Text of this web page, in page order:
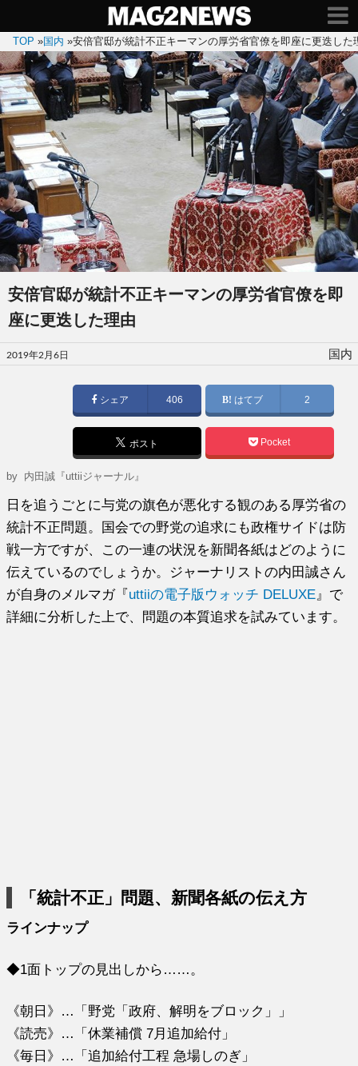
TOP »国内 »安倍官邸が統計不正キーマンの厚労省官僚を即座に更迭した
安倍官邸が統計不正キーマンの厚労省官僚を即
座に更迭した理由
投
稿
2019年2月6日 国内
シェア 406 はてブ 2
ポスト Pocket
by 内田誠『uttiiジャーナル』
日を追うごとに与党の旗色が悪化する観のある厚労省の
統計不正問題。国会での野党の追求にも政権サイドは防
戦一方ですが、この一連の状況を新聞各紙はどのように
伝えているのでしょうか。ジャーナリストの内田誠さん
が自身のメルマガ『uttiiの電子版ウォッチ DELUXE 』で
詳細に分析した上で、問題の本質追求を試みています。
「統計不正」問題、新聞各紙の伝え方
ラインナップ
◆1面トップの見出しから……。
《朝日》…「野党「政府、解明をブロック」」
《読売》…「休業補償 7月追加給付」
《毎日》…「追加給付工程 急場しのぎ」